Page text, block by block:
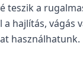
teszik a
hajlítás, vágás
használhatunk.